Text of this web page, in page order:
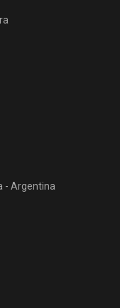
- Argentina